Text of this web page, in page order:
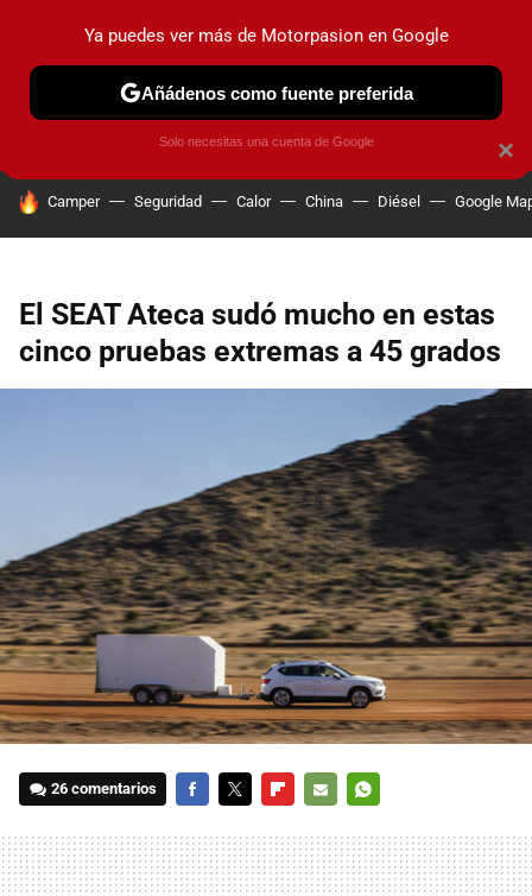
PRUEBAS COCHES ELÉCTRICOS OBSERVATORIO
HOY SE HABLA DE
Camper Seguridad Calor China Diésel Google
El SEAT Ateca sudó mucho en estas
cinco pruebas extremas a 45 grados
26 comentarios
MAIL
×
Ya puedes ver más de Motorpasion en Google
Añádenos como fuente preferida
Solo necesitas una cuenta de Google